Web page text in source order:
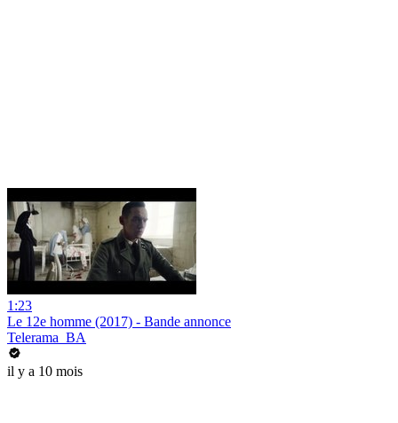
1:23
Le 12e homme (2017) - Bande annonce
Telerama_BA
il y a 10 mois